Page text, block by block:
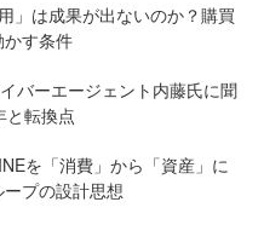
」は成果が出ないのか？購買
す条件
バーエージェント内藤氏に聞
と転換点
を「消費」から「資産」に
プの設計思想